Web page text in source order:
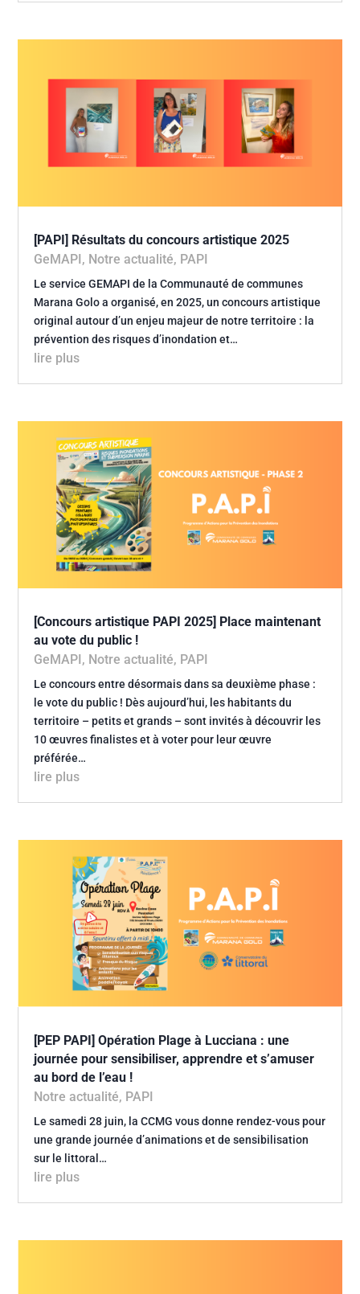
[PAPI] Résultats du concours artistique 2025
GeMAPI, Notre actualité, PAPI
Le service GEMAPI de la Communauté de communes
Marana Golo a organisé, en 2025, un concours artistique
original autour d’un enjeu majeur de notre territoire : la
prévention des risques d’inondation et…
lire plus
[Concours artistique PAPI 2025] Place maintenant
au vote du public !
GeMAPI, Notre actualité, PAPI
Le concours entre désormais dans sa deuxième phase :
le vote du public ! Dès aujourd’hui, les habitants du
territoire – petits et grands – sont invités à découvrir les
10 œuvres finalistes et à voter pour leur œuvre
préférée…
lire plus
[PEP PAPI] Opération Plage à Lucciana : une
journée pour sensibiliser, apprendre et s’amuser
au bord de l’eau !
Notre actualité, PAPI
Le samedi 28 juin, la CCMG vous donne rendez-vous pour
une grande journée d’animations et de sensibilisation
sur le littoral…
lire plus